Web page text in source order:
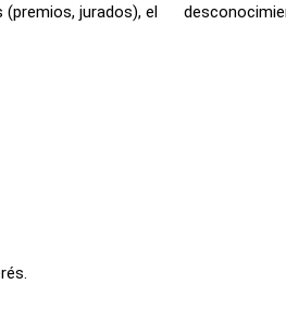
(premios, jurados), el